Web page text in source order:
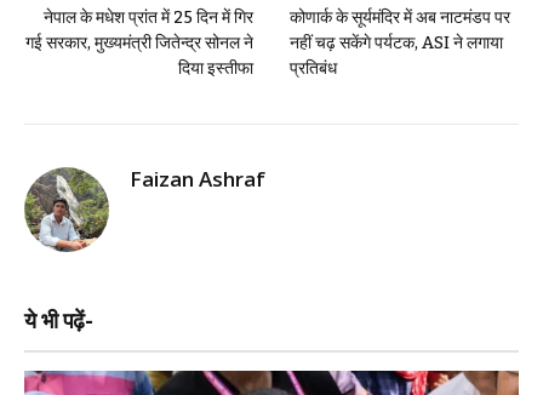
नेपाल के मधेश प्रांत में 25 दिन में गिर
गई सरकार, मुख्यमंत्री जितेन्द्र सोनल ने
दिया इस्तीफा
कोणार्क के सूर्यमंदिर में अब नाटमंडप पर
नहीं चढ़ सकेंगे पर्यटक, ASI ने लगाया
प्रतिबंध
Faizan Ashraf
ये भी पढ़ें-